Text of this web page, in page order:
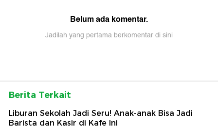
Belum ada komentar.
Jadilah yang pertama berkomentar di sini
Berita Terkait
Liburan Sekolah Jadi Seru! Anak-anak Bisa Jadi
Barista dan Kasir di Kafe Ini